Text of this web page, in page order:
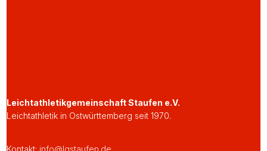
Leichtathletikgemeinschaft Staufen e.V.
Leichtathletik in Ostwürttemberg seit 1970.
Kontakt: info@lgstaufen.de